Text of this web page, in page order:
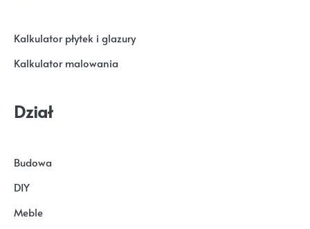
Kalkulator płytek i glazury
Kalkulator malowania
Dział
Budowa
DIY
Meble